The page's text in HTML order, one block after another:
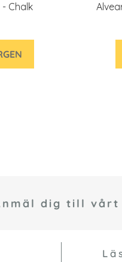
Chalk
dig till vårt